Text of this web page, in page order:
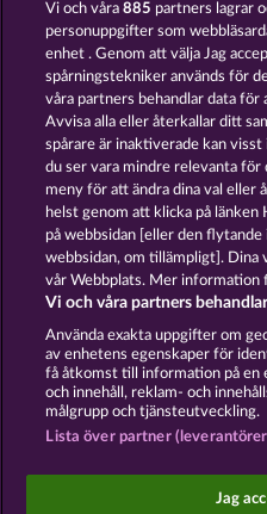
Fruit Love
Magic Mirror
Användarvillkor
Om
Skicka in en
Vi och våra885 partners lagrar
personuppgifter som
enhet . Genom att välja Jag
spårningstekniker används för
våra partners behandlar data för
Avvisa alla eller återkallar ditt
spårare är inaktiverade kan visst
du ser vara mindre relevanta
meny för att ändra dina val eller
helst genom att klicka på
på webbsidan [eller den
webbsidan, om tillämpligt]. Dina
vår Webbplats. Mer information
Vi och våra partners
Använda exakta uppgifter om
av enhetens egenskaper för
få åtkomst till information på en
och innehåll, reklam- och
målgrupp och tjänsteutveckling.
Lista över partner
Jag